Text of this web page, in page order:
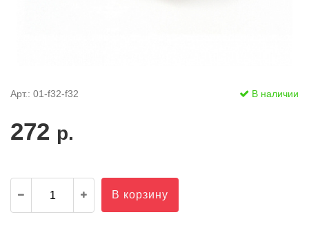
Арт.: 01-f32-f32 В наличии
272 р.
В корзину